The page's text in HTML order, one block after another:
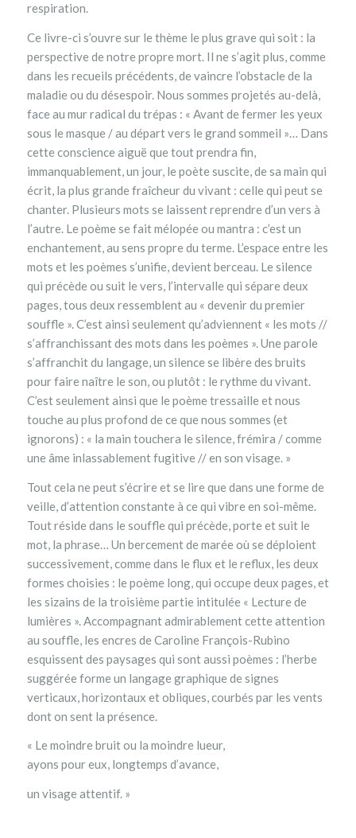
respiration.
Ce livre-ci s’ouvre sur le thème le plus grave qui soit : la
perspective de notre propre mort. Il ne s’agit plus, comme
dans les recueils précédents, de vaincre l’obstacle de la
maladie ou du désespoir. Nous sommes projetés au-delà,
face au mur radical du trépas : « Avant de fermer les yeux
sous le masque / au départ vers le grand sommeil »… Dans
cette conscience aiguë que tout prendra fin,
immanquablement, un jour, le poète suscite, de sa main qui
écrit, la plus grande fraîcheur du vivant : celle qui peut se
chanter. Plusieurs mots se laissent reprendre d’un vers à
l’autre. Le poème se fait mélopée ou mantra : c’est un
enchantement, au sens propre du terme. L’espace entre les
mots et les poèmes s’unifie, devient berceau. Le silence
qui précède ou suit le vers, l’intervalle qui sépare deux
pages, tous deux ressemblent au « devenir du premier
souffle ». C’est ainsi seulement qu’adviennent « les mots //
s’affranchissant des mots dans les poèmes ». Une parole
s’affranchit du langage, un silence se libère des bruits
pour faire naître le son, ou plutôt : le rythme du vivant.
C’est seulement ainsi que le poème tressaille et nous
touche au plus profond de ce que nous sommes (et
ignorons) : « la main touchera le silence, frémira / comme
une âme inlassablement fugitive // en son visage. »
Tout cela ne peut s’écrire et se lire que dans une forme de
veille, d’attention constante à ce qui vibre en soi-même.
Tout réside dans le souffle qui précède, porte et suit le
mot, la phrase… Un bercement de marée où se déploient
successivement, comme dans le flux et le reflux, les deux
formes choisies : le poème long, qui occupe deux pages, et
les sizains de la troisième partie intitulée « Lecture de
lumières ». Accompagnant admirablement cette attention
au souffle, les encres de Caroline François-Rubino
esquissent des paysages qui sont aussi poèmes : l’herbe
suggérée forme un langage graphique de signes
verticaux, horizontaux et obliques, courbés par les vents
dont on sent la présence.
« Le moindre bruit ou la moindre lueur,
ayons pour eux, longtemps d’avance,
un visage attentif. »